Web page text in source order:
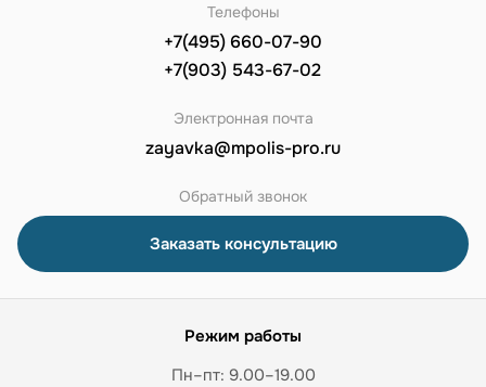
Телефоны
+7(495) 660-07-90
+7(903) 543-67-02
Электронная почта
zayavka@mpolis-pro.ru
Обратный звонок
Заказать консультацию
Режим работы
Пн–пт: 9.00–19.00